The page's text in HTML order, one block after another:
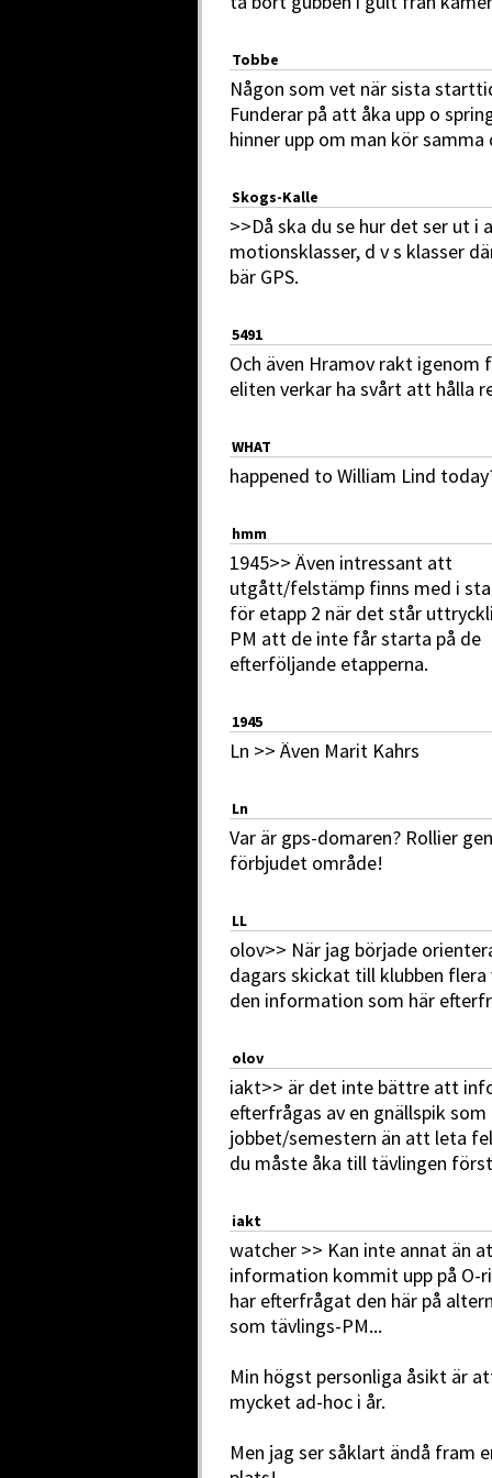
Tobbe
Någon som vet när sista
Funderar på att åka upp o
hinner upp om man kör samma
Skogs-Kalle
>>Då ska du se hur det ser ut i
motionsklasser, d v s klasser
bär GPS.
5491
Och även Hramov rakt
eliten verkar ha svårt att hålla
WHAT
happened to William Lind
hmm
1945>> Även intressant att
utgått/felstämp finns med i
för etapp 2 när det står
PM att de inte får starta på de
efterföljande etapperna.
1945
Ln >> Även Marit Kahrs
Ln
Var är gps-domaren? Rollier
förbjudet område!
LL
olov>> När jag började
dagars skickat till klubben
den information som här
olov
iakt>> är det inte bättre att
efterfrågas av en gnällspik
jobbet/semestern än att leta
du måste åka till tävlingen
iakt
watcher >> Kan inte annat än
information kommit upp på O-
har efterfrågat den här på
som tävlings-PM...
Min högst personliga åsikt är
mycket ad-hoc i år.
Men jag ser såklart ändå fram